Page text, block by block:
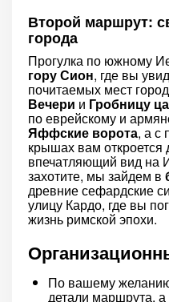
Второй маршрут:
города
Прогулка по южному
гору Сион, где вы
почитаемых мест
Вечери и Гробницу
по еврейскому и
Яффские ворота, а с
крышах вам откроется
впечатляющий вид на
захотите, мы зайдем в
древние сефардские
улицу Кардо, где вы
жизнь римской эпохи.
По вашему
детали маршрута,